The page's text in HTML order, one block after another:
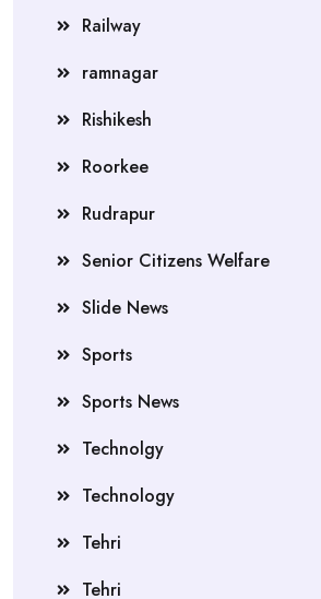
Railway
ramnagar
Rishikesh
Roorkee
Rudrapur
Senior Citizens Welfare
Slide News
Sports
Sports News
Technolgy
Technology
Tehri
Tehri